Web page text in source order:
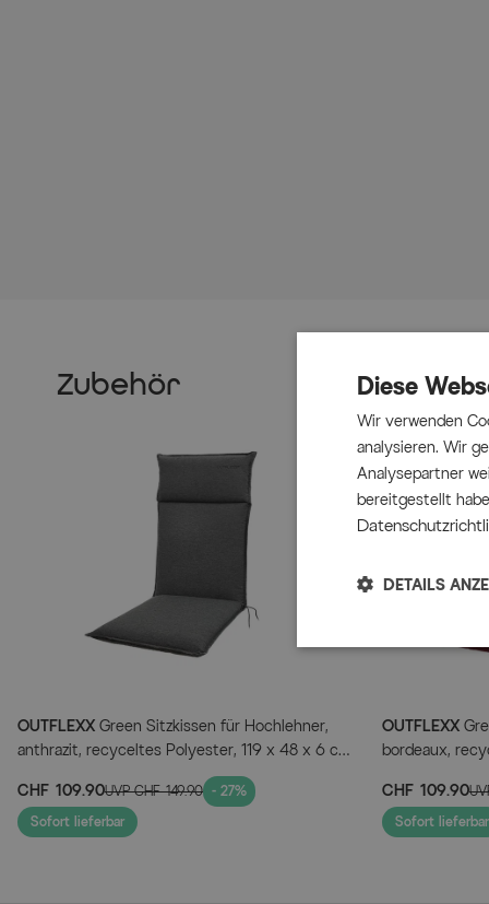
Zubehör
OUTFLEXX Green Sitzkissen für Hochlehner,
anthrazit, recyceltes Polyester, 119 x 48 x 6 cm,
strapazierfähig, witterungsbeständig, nachhaltig
CHF 109.90UVPCHF 149.90 - 27%
Sofort lieferbar
OUTFLEXX
bordeaux,
cm,
nachhaltig
CHF 109.90
Sofort lieferbar
Diese
Wir verwenden
analysieren. Wir
Analysepartner
bereitgestellt
DETAILS